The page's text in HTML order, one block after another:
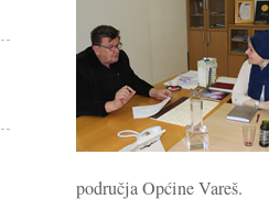
područja Općine Vareš.